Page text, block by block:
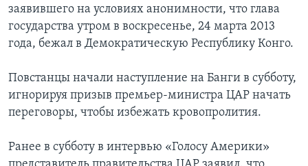
заявившего на условиях анонимности, что глава
государства утром в воскресенье, 24 марта 2013
года, бежал в Демократическую Республику Конго.
Повстанцы начали наступление на Банги в субботу,
игнорируя призыв премьер-министра ЦАР начать
переговоры, чтобы избежать кровопролития.
Ранее в субботу в интервью «Голосу Америки»